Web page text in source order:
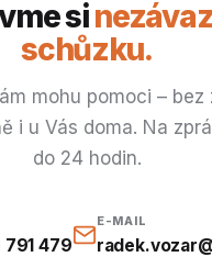
si
schůzku.
mohu pomoci – bez
i u Vás doma. Na
do 24 hodin.
479
E-MAIL